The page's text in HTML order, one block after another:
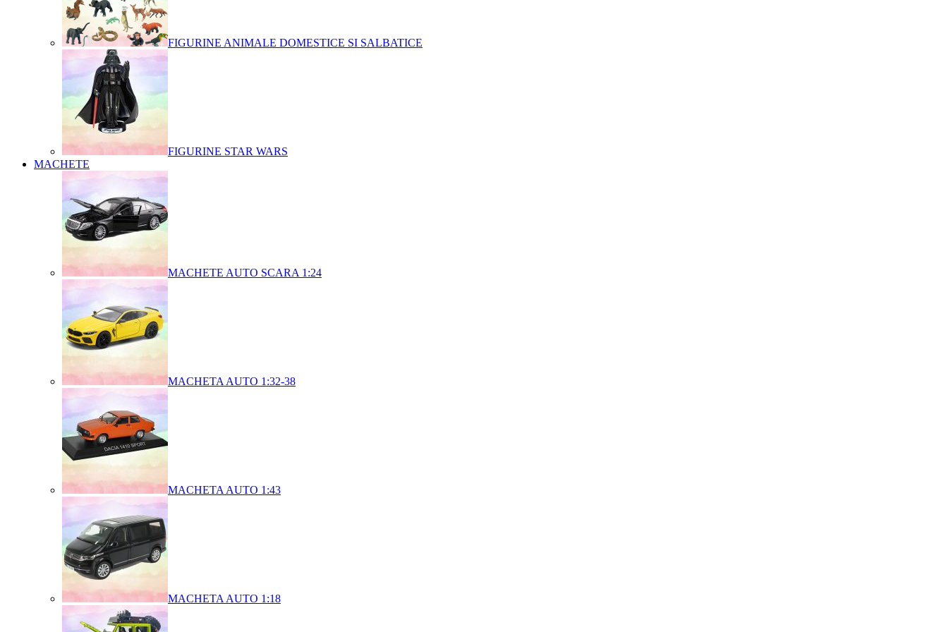
FIGURINE ANIMALE DOMESTICE SI SALBATICE
FIGURINE STAR WARS
MACHETE
MACHETE AUTO SCARA 1:24
MACHETA AUTO 1:32-38
MACHETA AUTO 1:43
MACHETA AUTO 1:18